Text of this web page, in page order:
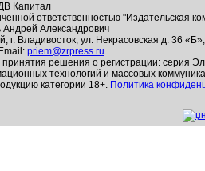
Капитал
ответственностью "Издательская
Андрей Александрович
г. Владивосток, ул. Некрасовская д. 36
priem@zrpress.ru
решения о регистрации: серия
технологий и массовых
категории 18+. Политика